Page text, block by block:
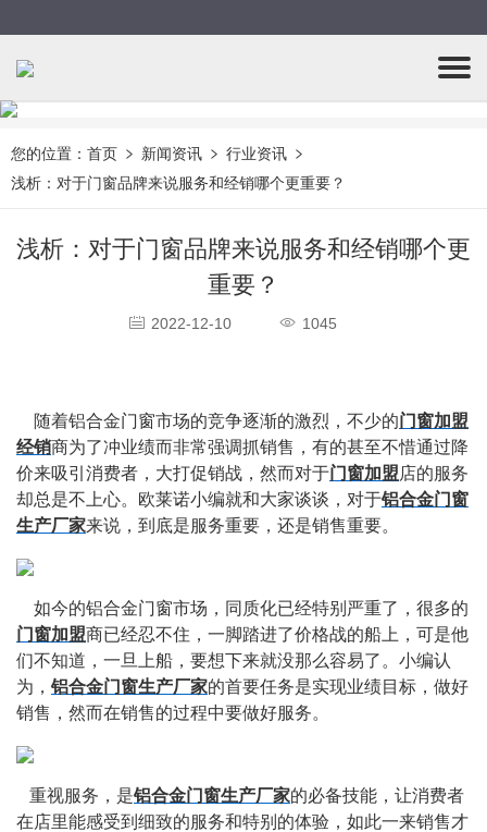
您的位置： 首页 新闻资讯
行业资讯
浅析：对于门窗品牌来说服务和经销哪个更重要？
浅析：对于门窗品牌来说服务和经销哪个更
重要？
2022-12-10 1045
随着铝合金门窗市场的竞争逐渐的激烈，不少的门窗加盟
经销商为了冲业绩而非常强调抓销售，有的甚至不惜通过降
价来吸引消费者，大打促销战，然而对于门窗加盟店的服务
却总是不上心。欧莱诺小编就和大家谈谈，对于铝合金门窗
生产厂家来说，到底是服务重要，还是销售重要。
如今的铝合金门窗市场，同质化已经特别严重了，很多的
门窗加盟商已经忍不住，一脚踏进了价格战的船上，可是他
们不知道，一旦上船，要想下来就没那么容易了。小编认
为， 铝合金门窗生产厂家的首要任务是实现业绩目标，做好
销售，然而在销售的过程中要做好服务。
重视服务，是铝合金门窗生产厂家的必备技能，让消费者
在店里能感受到细致的服务和特别的体验，如此一来销售才